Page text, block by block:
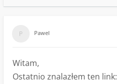
Pawel
Witam,
Ostatnio znalazłem ten link: